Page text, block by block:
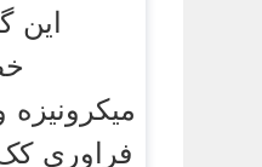
این
فراوری